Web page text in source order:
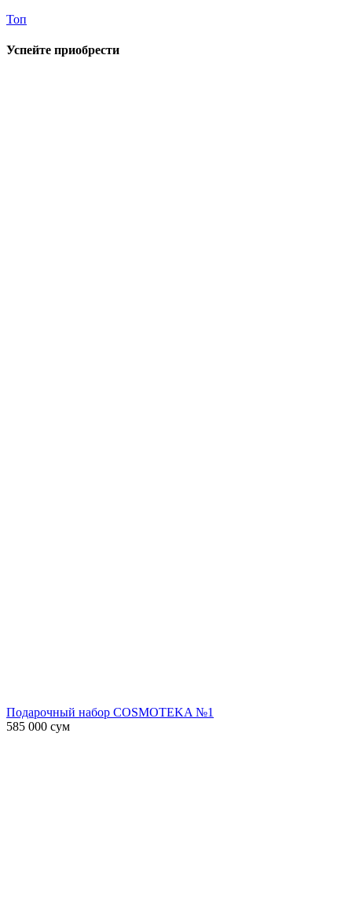
Топ
Успейте приобрести
Подарочный набор COSMOTEKA №1
585 000 сум